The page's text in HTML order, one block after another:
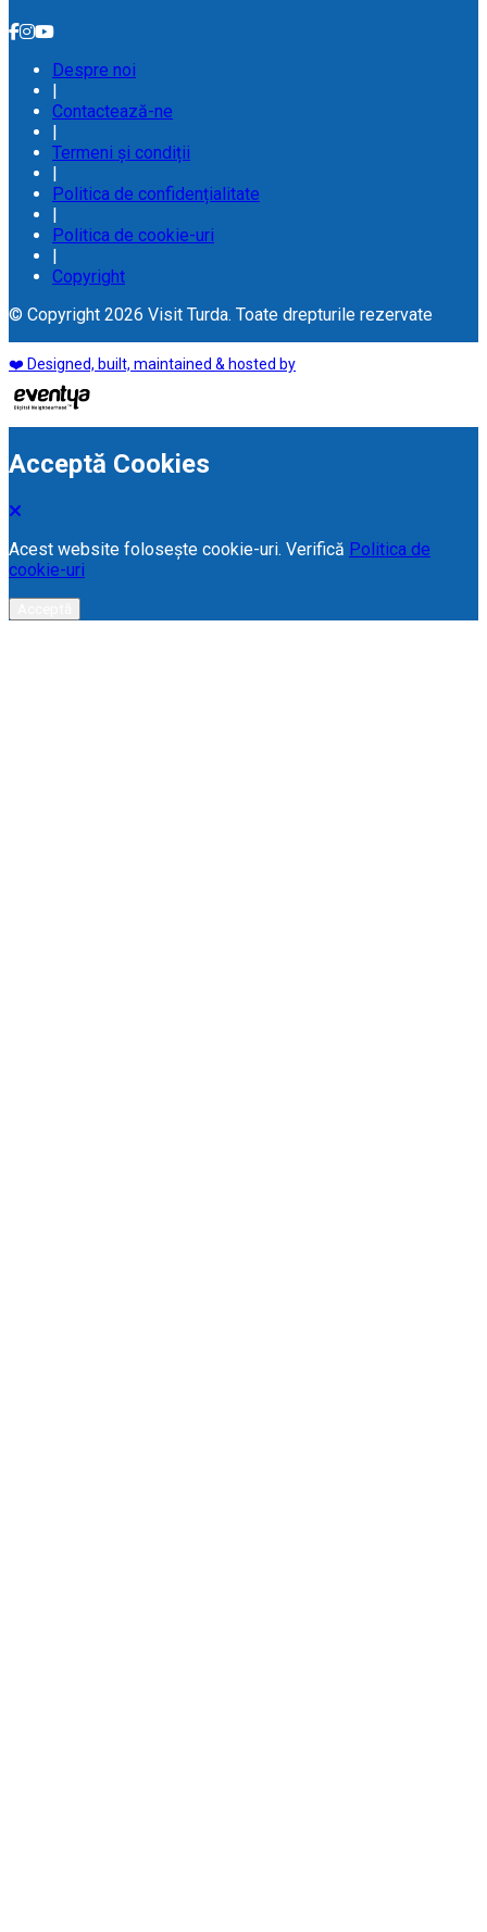
Despre noi
|
Contactează-ne
|
Termeni și condiții
|
Politica de confidențialitate
|
Politica de cookie-uri
|
Copyright
© Copyright 2026 Visit Turda. Toate drepturile rezervate
❤️ Designed, built, maintained & hosted by
Acceptă Cookies
Acest website folosește cookie-uri. Verifică Politica de
cookie-uri